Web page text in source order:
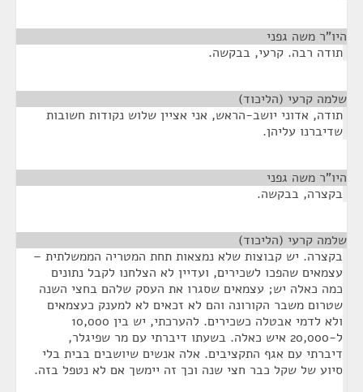
היו"ר משה גפני
תודה רבה. קרעי, בבקשה.
שלמה קרעי (הליכוד)
תודה, אדוני יושב-הראש, אני אציין שלוש נקודות חשובות
שדיברנו עליהן.
היו"ר משה גפני
בקצרה, בבקשה.
שלמה קרעי (הליכוד)
בקצרה. יש קבוצות שלא נמצאות תחת המטריה הממשלתית –
עצמאים שהפכו לשכירים, ועדיין לא הצלחנו לקבל נתונים
כמה כאלה יש; עצמאים שסגרו את העסק שלהם בחצי השנה
שטרום משבר הקורונה והם לא זכאים לא למענק כעצמאים
ולא לדמי אבטלה כשכירים. להערכתי, יש בין 10,000
ל-20,000 איש כאלה. בשעתו דיברתי עם מר שפיגלר,
דיברתי עם אגף התקציבים. אלה אנשים שיושבים בבית בלי
סיוע של שקל כבר חצי שנה וכך זה יימשך אם לא נטפל בזה.